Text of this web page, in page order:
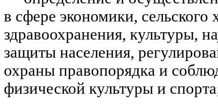
в сфере экономики, сельского
здравоохранения, культуры,
защиты населения,
охраны правопорядка и
физической культуры и